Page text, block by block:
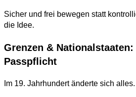
Sicher und frei bewegen statt
die Idee.
Grenzen &
Passpflicht
Im 19. Jahrhundert änderte sich alles.